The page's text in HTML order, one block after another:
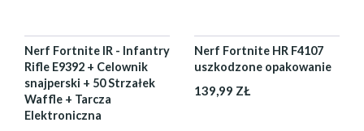
Nerf Fortnite IR - Infantry
Rifle E9392 + Celownik
snajperski + 50 Strzałek
Waffle + Tarcza
Elektroniczna
Nerf Fortnite HR F4107
uszkodzone opakowanie
139,99 ZŁ